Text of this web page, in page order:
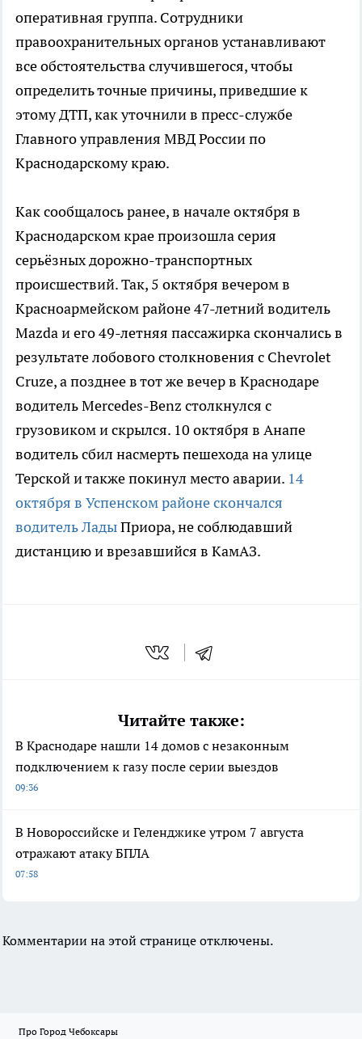
оперативная группа. Сотрудники
правоохранительных органов устанавливают
все обстоятельства случившегося, чтобы
определить точные причины, приведшие к
этому ДТП, как уточнили в пресс-службе
Главного управления МВД России по
Краснодарскому краю.
Как сообщалось ранее, в начале октября в
Краснодарском крае произошла серия
серьёзных дорожно-транспортных
происшествий. Так, 5 октября вечером в
Красноармейском районе 47-летний водитель
Mazda и его 49-летняя пассажирка скончались в
результате лобового столкновения с Chevrolet
Cruze, а позднее в тот же вечер в Краснодаре
водитель Mercedes-Benz столкнулся с
грузовиком и скрылся. 10 октября в Анапе
водитель сбил насмерть пешехода на улице
Терской и также покинул место аварии. 14
октября в Успенском районе скончался
водитель ЛадыПриора, не соблюдавший
дистанцию и врезавшийся в КамАЗ.
Читайте также:
В Краснодаре нашли 14 домов с незаконным
подключением к газу после серии выездов
09:36
В Новороссийске и Геленджике утром 7 августа
отражают атаку БПЛА
07:58
Комментарии на этой странице отключены.
Про Город Чебоксары